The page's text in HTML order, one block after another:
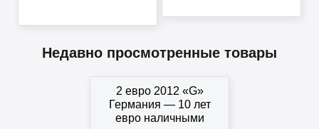
Недавно просмотренные товары
2 евро 2012 «G»
Германия — 10 лет
евро наличными